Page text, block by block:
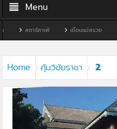
Menu
สตาร์คาเฟ่ เขื่อนแม่สรวย
Home คุ้มวิชัยราชา 2